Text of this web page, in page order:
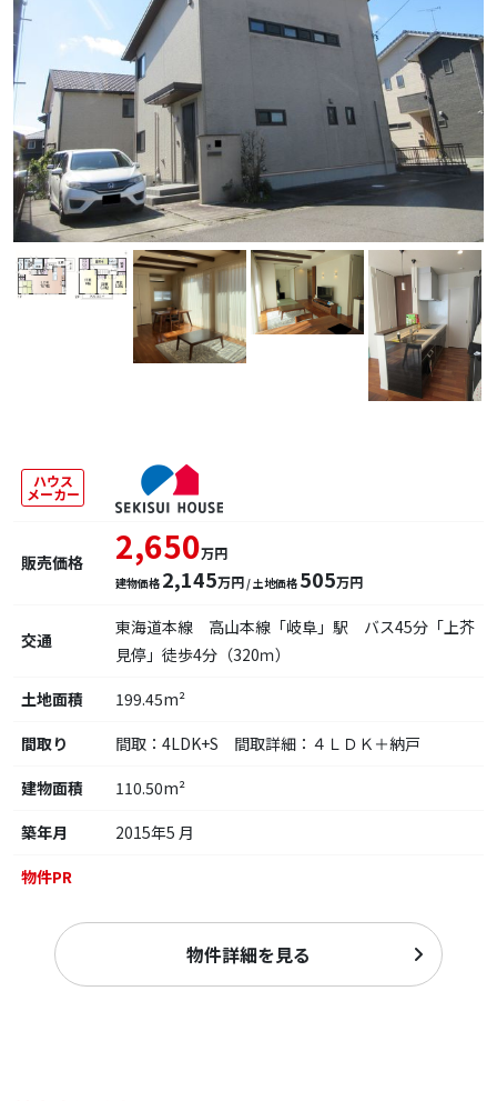
ハウス
メーカー
販売価格 2,650万円
建物価格 2,145万円 / 土地価格 505万円
交通
東海道本線 高山本線「岐阜」駅 バス45分「上芥
見停」徒歩4分（320ｍ）
土地面積
199.45m²
間取り
間取：4LDK+S 間取詳細：４ＬＤＫ＋納戸
建物面積
110.50m²
築年月
2015年5 月
物件PR
物件詳細を見る